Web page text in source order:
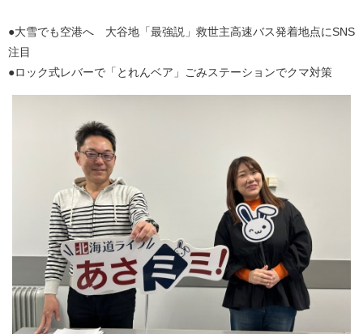
●大雪でも空港へ 大谷地「最強説」救世主高速バス発着地点にSNS
注目
●ロック式レバーで「とれんベア」ごみステーションでクマ対策